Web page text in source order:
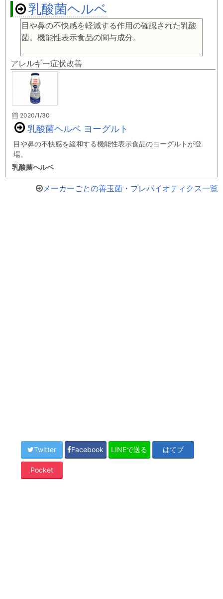
乳酸菌ヘルベ
目や鼻の不快感を軽減する作用の確認された乳酸
菌。機能性表示食品の関与成分。
アレルギー症状改善
2020/1/30
乳酸菌ヘルベ ヨーグルト
目や鼻の不快感を緩和する機能性表示食品のヨーグルトが登
場。
乳酸菌ヘルベ
メーカーごとの善玉菌・プレバイオティクス一覧
Twitter Facebook LINEで送る はてブ
Pocket